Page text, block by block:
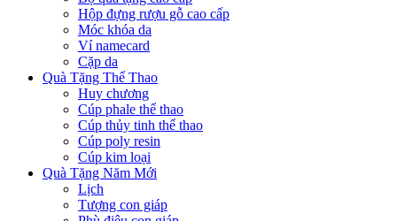
Hộp đựng rượu gỗ cao cấp
Móc khóa da
Ví namecard
Cặp da
Quà Tặng Thể Thao
Huy chương
Cúp phale thể thao
Cúp thủy tinh thể thao
Cúp poly resin
Cúp kim loại
Quà Tặng Năm Mới
Lịch
Tượng con giáp